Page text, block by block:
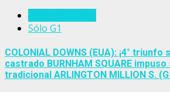
Sólo G1
COLONIAL DOWNS (EUA): ¡4°
castrado BURNHAM SQUARE
tradicional ARLINGTON MILLION S.